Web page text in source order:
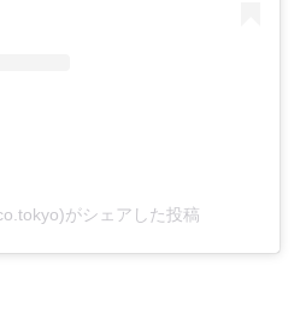
がシェアした投稿